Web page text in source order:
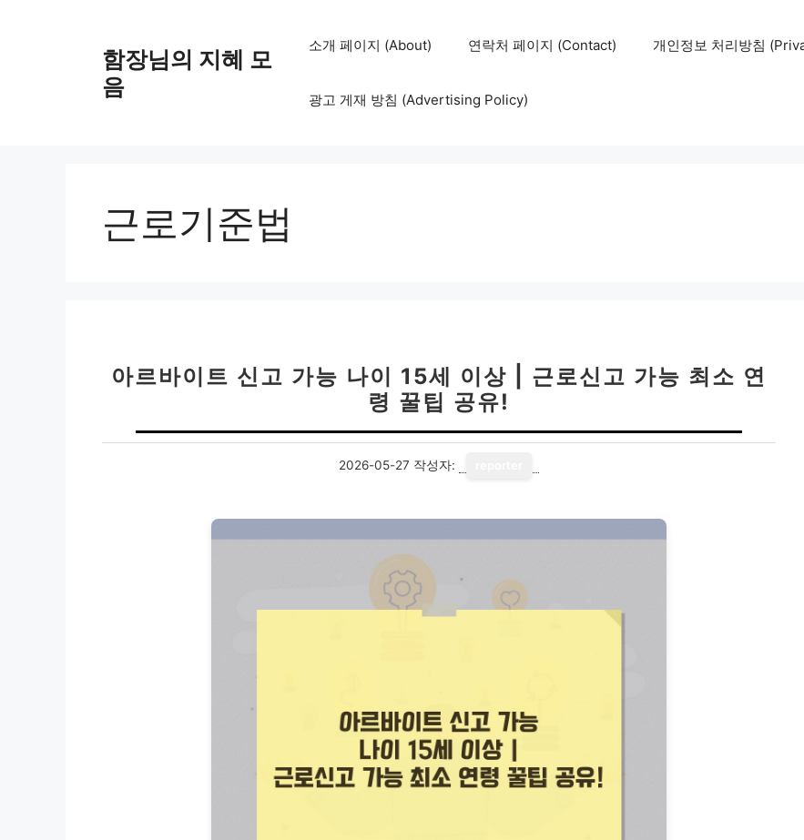
함장님의 지혜 모
음
소개 페이지 (About) 연락처 페이지 (Contact) 개인정보 처리방침
광고 게재 방침 (Advertising Policy)
근로기준법
아르바이트 신고 가능 나이 15세 이상 | 근로신고 가능 최소 연
령 꿀팁 공유!
2026-05-27 작성자: